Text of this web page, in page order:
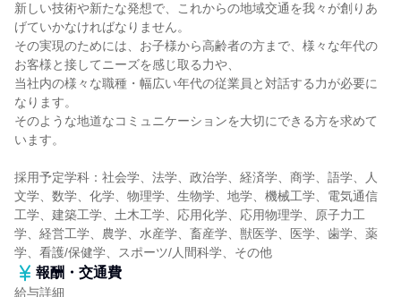
新しい技術や新たな発想で、これからの地域交通を我々が創りあ
げていかなければなりません。
その実現のためには、お子様から高齢者の方まで、様々な年代の
お客様と接してニーズを感じ取る力や、
当社内の様々な職種・幅広い年代の従業員と対話する力が必要に
なります。
そのような地道なコミュニケーションを大切にできる方を求めて
います。
採用予定学科：社会学、法学、政治学、経済学、商学、語学、人
文学、数学、化学、物理学、生物学、地学、機械工学、電気通信
工学、建築工学、土木工学、応用化学、応用物理学、原子力工
学、経営工学、農学、水産学、畜産学、獣医学、医学、歯学、薬
学、看護/保健学、スポーツ/人間科学、その他
報酬・交通費
給与詳細